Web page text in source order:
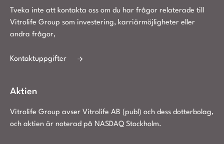
Tveka inte att kontakta oss om du har frågor relaterade till
Vitrolife Group som investering, karriärmöjligheter eller
andra frågor,
Kontaktuppgifter
Aktien
Vitrolife Group avser Vitrolife AB (publ) och dess dotterbolag,
och aktien är noterad på NASDAQ Stockholm.